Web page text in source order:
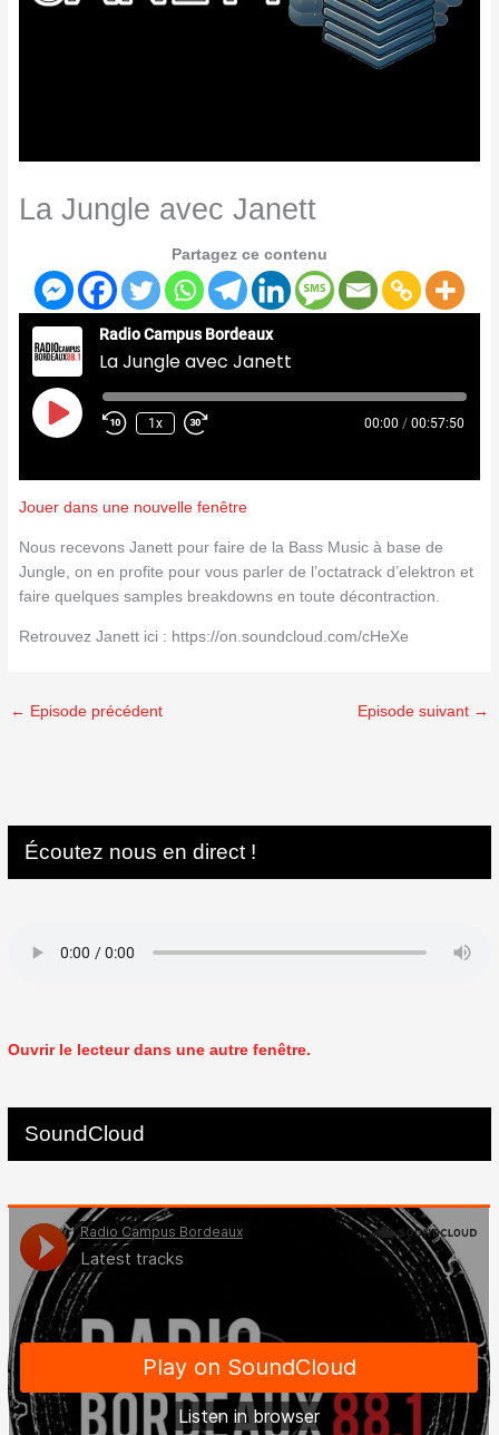
La Jungle avec Janett
Partagez ce contenu
Radio Campus Bordeaux
La Jungle avec Janett
Play
Episode
1x 00:00 / 00:57:50
Jouer dans une nouvelle fenêtre
Nous recevons Janett pour faire de la Bass Music à base de
Jungle, on en profite pour vous parler de l’octatrack d’elektron et
faire quelques samples breakdowns en toute décontraction.
Retrouvez Janett ici : https://on.soundcloud.com/cHeXe
← Episode précédent Episode suivant →
Écoutez nous en direct !
Ouvrir le lecteur dans une autre fenêtre.
SoundCloud